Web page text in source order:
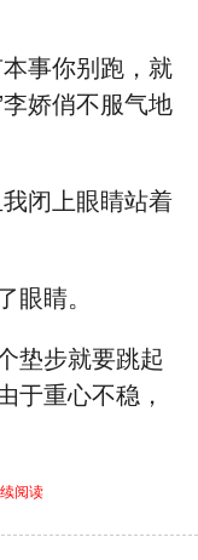
事你别跑，就
娇俏不服气地
闭上眼睛站着
眼睛。
垫步就要跳起
于重心不稳，
阅读